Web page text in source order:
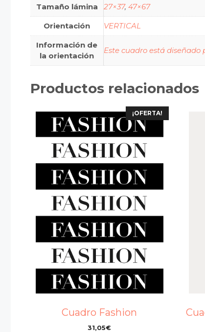
Tamaño lámina 27×37, 47×67
Orientación VERTICAL
Información de
la orientación
Este cuadro está
Productos relacionados
¡OFERTA!
Cuadro Fashion
31,05€